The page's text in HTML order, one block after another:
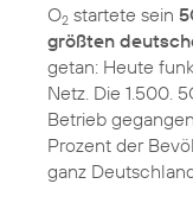
O2 startete sein
größten
getan: Heute
Netz. Die 1.500.
Betrieb
Prozent der
ganz